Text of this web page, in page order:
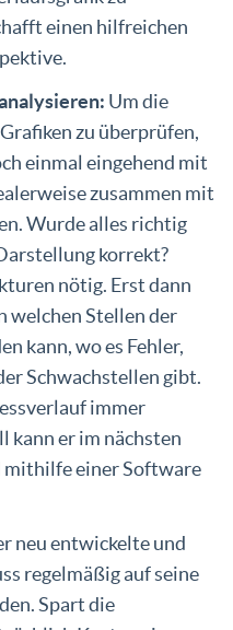
einen hilfreichen
Um die
zu überprüfen,
einmal eingehend mit
zusammen mit
Wurde alles richtig
korrekt?
nötig. Erst dann
welchen Stellen der
kann, wo es Fehler,
Schwachstellen gibt.
immer
kann er im nächsten
einer Software
neu entwickelte und
regelmäßig auf seine
Spart die